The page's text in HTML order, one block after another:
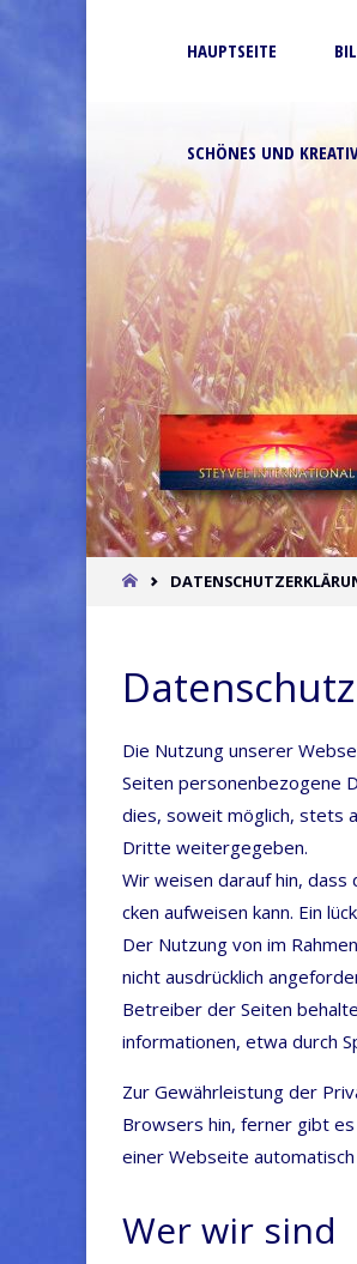
springen
HAUPTSEITE
SCHÖNES UND
START
Die Nut­zung unse­rer
Sei­ten per­so­nen­be­zo­ge­ne
dies, soweit mög­lich, stets
Drit­te weitergegeben.
Wir wei­sen dar­auf hin,
cken auf­wei­sen kann. Ein
Der Nut­zung von im
nicht aus­drück­lich
Betrei­ber der Sei­ten
infor­ma­tio­nen, etwa durch
Zur Gewähr­leis­tung der
Brow­sers hin, fer­ner gibt
einer Web­sei­te auto­ma­tisch
Wer wir sind